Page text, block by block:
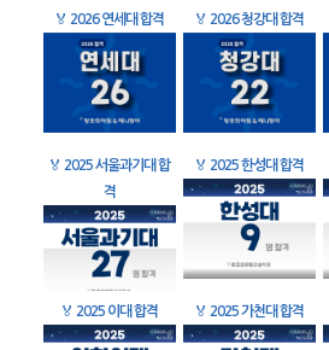
🏅 2026 연세대 합격 🏅 2026 청강대 합격
🏅 2025 서울과기대 합
격
🏅 2025 한성대 합격
🏅 2025 이대 합격 🏅 2025 가천대 합격